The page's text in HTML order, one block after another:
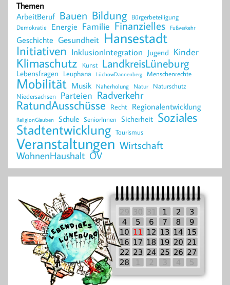
Themen
ArbeitBeruf Bauen Bildung Bürgerbeteiligung
Demokratie Energie Familie Finanzielles Fußverkehr
Geschichte Gesundheit Hansestadt
Initiativen InklusionIntegration Jugend Kinder
Klimaschutz Kunst LandkreisLüneburg
Lebensfragen Leuphana LüchowDannenberg Menschenrechte
Mobilität Musik Naherholung Natur Naturschutz
Niedersachsen Parteien Radverkehr
RatundAusschüsse Recht Regionalentwicklung
ReligionGlauben Schule SeniorInnen Sicherheit Soziales
Stadtentwicklung Tourismus
Veranstaltungen Wirtschaft
WohnenHaushalt ÖV